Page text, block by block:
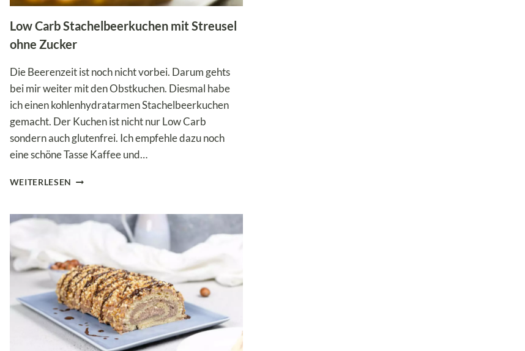
Low Carb Stachelbeerkuchen mit Streusel
ohne Zucker
Die Beerenzeit ist noch nicht vorbei. Darum gehts
bei mir weiter mit den Obstkuchen. Diesmal habe
ich einen kohlenhydratarmen Stachelbeerkuchen
gemacht. Der Kuchen ist nicht nur Low Carb
sondern auch glutenfrei. Ich empfehle dazu noch
eine schöne Tasse Kaffee und…
WEITERLESEN LOW
MIT
STREUSEL
ZUCKER